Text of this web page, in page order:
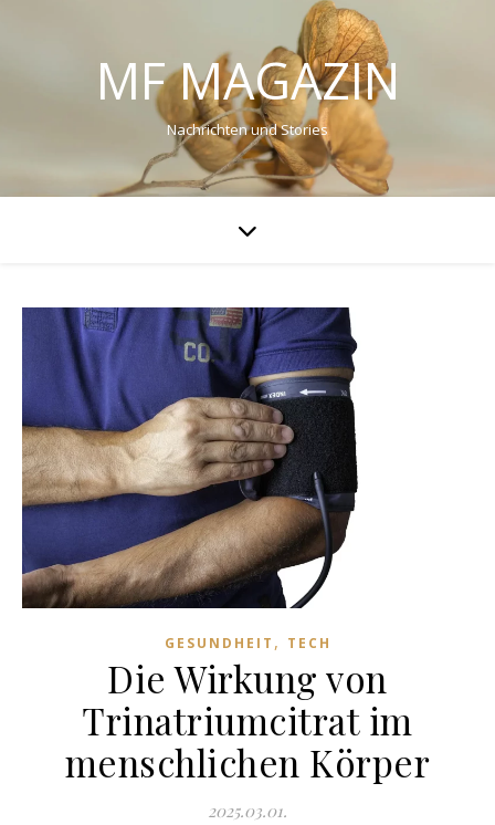
MF MAGAZIN
Nachrichten und Stories
GESUNDHEIT , TECH
Die Wirkung von
Trinatriumcitrat im
menschlichen Körper
2025.03.01.